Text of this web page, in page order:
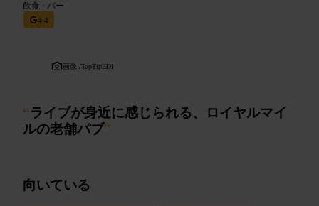
飲食 • バー
4.4
画像 /TopTipEDI
“ライブが身近に感じられる、ロイヤルマイ
ルの老舗パブ”
向いている